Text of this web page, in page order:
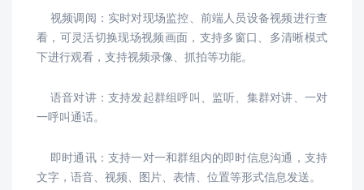
视频调阅： 实时对现场监控、前端人员设备视频进行查
看，可灵活切换现场视频画面，支持多窗口、多清晰模式
下进行观看，支持视频录像、抓拍等功能。
语音对讲： 支持发起群组呼叫、监听、集群对讲、一对
一呼叫通话。
即时通讯： 支持一对一和群组内的即时信息沟通，支持
文字，语音、视频、图片、表情、位置等形式信息发送。